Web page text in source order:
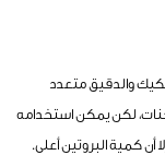
والدقيق متعدد
لكن يمكن استخدامه
كمية البروتين أعلى.